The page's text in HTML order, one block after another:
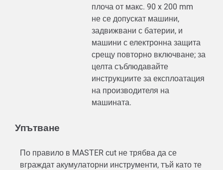
плоча от макс. 90 x 200 mm
не се допускат машини,
задвижвани с батерии, и
машини с електронна защита
срещу повторно включване; за
целта съблюдавайте
инструкциите за експлоатация
на производителя на
машината.
Упътване
По правило в MASTER cut не трябва да се
вграждат акумулаторни инструменти, тъй като те